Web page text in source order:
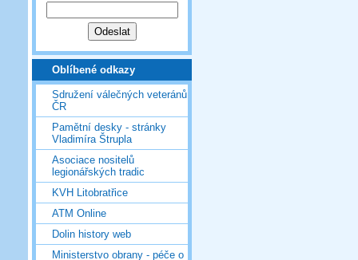
Oblíbené odkazy
Sdružení válečných veteránů
ČR
Pamětní desky - stránky
Vladimíra Štrupla
Asociace nositelů
legionářských tradic
KVH Litobratřice
ATM Online
Dolin history web
Ministerstvo obrany - péče o